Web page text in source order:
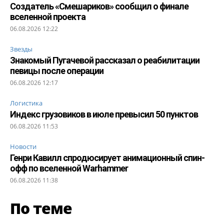
Создатель «Смешариков» сообщил о финале
вселенной проекта
06.08.2026 12:22
Звезды
Знакомый Пугачевой рассказал о реабилитации
певицы после операции
06.08.2026 12:17
Логистика
Индекс грузовиков в июле превысил 50 пунктов
06.08.2026 11:53
Новости
Генри Кавилл спродюсирует анимационный спин-
офф по вселенной Warhammer
06.08.2026 11:38
По теме